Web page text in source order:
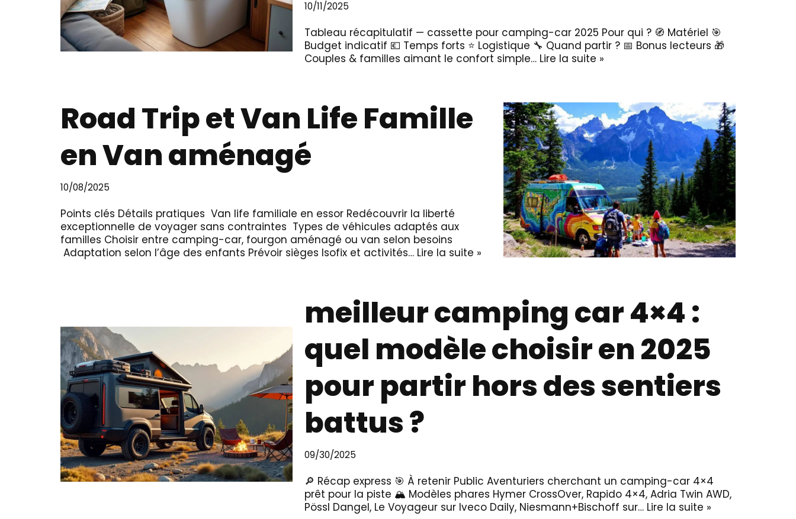
10/11/2025
Tableau récapitulatif — cassette pour camping-car 2025 Pour qui ? 🧭 Matériel 🎯
Budget indicatif 💶 Temps forts ⭐ Logistique 🔧 Quand partir ? 📅 Bonus lecteurs 🎁
Couples & familles aimant le confort simple… Lire la suite »
Road Trip et Van Life Famille
en Van aménagé
10/08/2025
Points clés Détails pratiques Van life familiale en essor Redécouvrir la liberté
exceptionnelle de voyager sans contraintes Types de véhicules adaptés aux
familles Choisir entre camping-car, fourgon aménagé ou van selon besoins
Adaptation selon l’âge des enfants Prévoir sièges Isofix et activités… Lire la suite »
meilleur camping car 4×4 :
quel modèle choisir en 2025
pour partir hors des sentiers
battus ?
09/30/2025
🔎 Récap express 🎯 À retenir Public Aventuriers cherchant un camping-car 4×4
prêt pour la piste 🏔️ Modèles phares Hymer CrossOver, Rapido 4×4, Adria Twin AWD,
Pössl Dangel, Le Voyageur sur Iveco Daily, Niesmann+Bischoff sur… Lire la suite »